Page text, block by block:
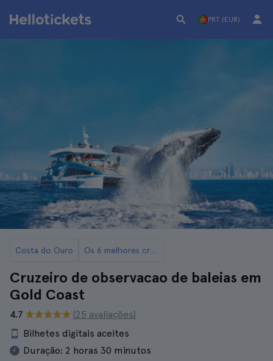
PRT (EUR)
Costa do Ouro Os 6 melhores cruzeiros e passeios de barco em Brisbane
Cruzeiro de observacao de baleias em
Gold Coast
4.7
(25 avaliações)
Bilhetes digitais aceites
Duração: 2 horas 30 minutos